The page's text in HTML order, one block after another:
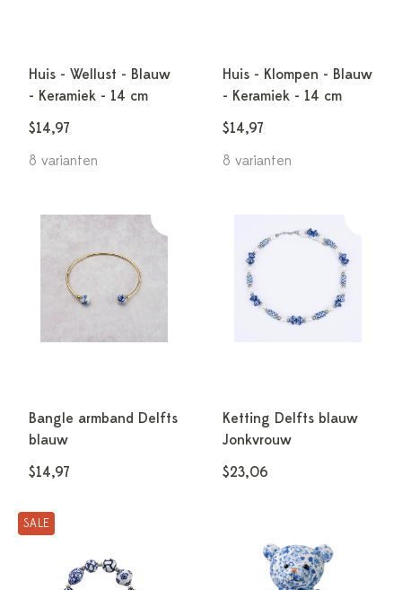
Huis - Wellust - Blauw
- Keramiek - 14 cm
$14,97
8 varianten
Huis - Klompen - Blauw
- Keramiek - 14 cm
$14,97
8 varianten
Bangle armband Delfts
blauw
$14,97
Ketting Delfts blauw
Jonkvrouw
$23,06
SALE